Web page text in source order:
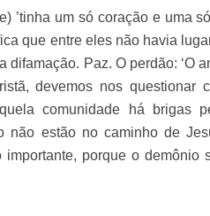
’tinha um só coração e uma
que entre eles não havia
difamação. Paz. O perdão: ‘O
devemos nos questionar
comunidade há brigas
não estão no caminho de
importante, porque o